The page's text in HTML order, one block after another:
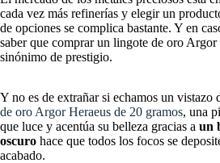
cada vez más refinerías y elegir un
de opciones se complica bastante. Y en
saber que comprar un lingote de oro Argor
sinónimo de prestigio.
Y no es de extrañar si echamos un vistazo
de oro Argor Heraeus de 20 gramos, una
que luce y acentúa su belleza gracias a un
oscuro hace que todos los focos se
acabado.